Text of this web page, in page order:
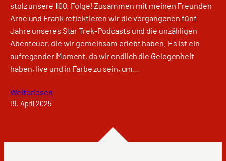
stolz unsere 100. Folge! Zusammen mit meinen Freunden
Arne und Frank reflektieren wir die vergangenen fünf
Jahre unseres Star Trek-Podcasts und die unzähligen
Abenteuer, die wir gemeinsam erlebt haben. Es ist ein
aufregender Moment, da wir endlich die Gelegenheit
haben, live und in Farbe zu sein, um…
Weiterlesen
19. April 2025